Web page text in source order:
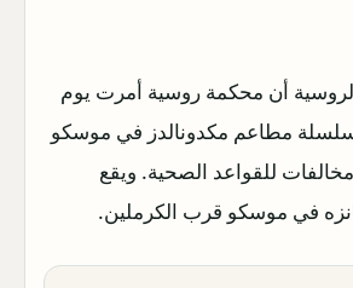
أن محكمة روسية أمرت يوم
لسلسلة مطاعم مكدونالدز في موسكو
ويقع
في موسكو قرب الكرملين.